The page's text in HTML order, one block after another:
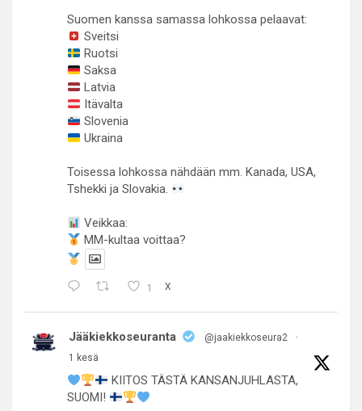
Suomen kanssa samassa lohkossa pelaavat:
Sveitsi
Ruotsi
Saksa
Latvia
Itävalta
Slovenia
Ukraina
Toisessa lohkossa nähdään mm. Kanada, USA,
Tshekki ja Slovakia.
Veikkaa:
MM-kultaa voittaa?
1 X
Jääkiekkoseuranta @jaakiekkoseura2
·
1 kesä
KIITOS TÄSTÄ KANSANJUHLASTA,
SUOMI!